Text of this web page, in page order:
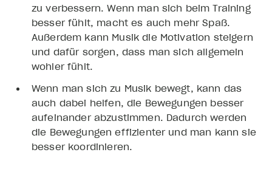
zu verbessern. Wenn man sich beim Training
besser fühlt, macht es auch mehr Spaß.
Außerdem kann Musik die Motivation steigern
und dafür sorgen, dass man sich allgemein
wohler fühlt.
Wenn man sich zu Musik bewegt, kann das
auch dabei helfen, die Bewegungen besser
aufeinander abzustimmen. Dadurch werden
die Bewegungen effizienter und man kann sie
besser koordinieren.